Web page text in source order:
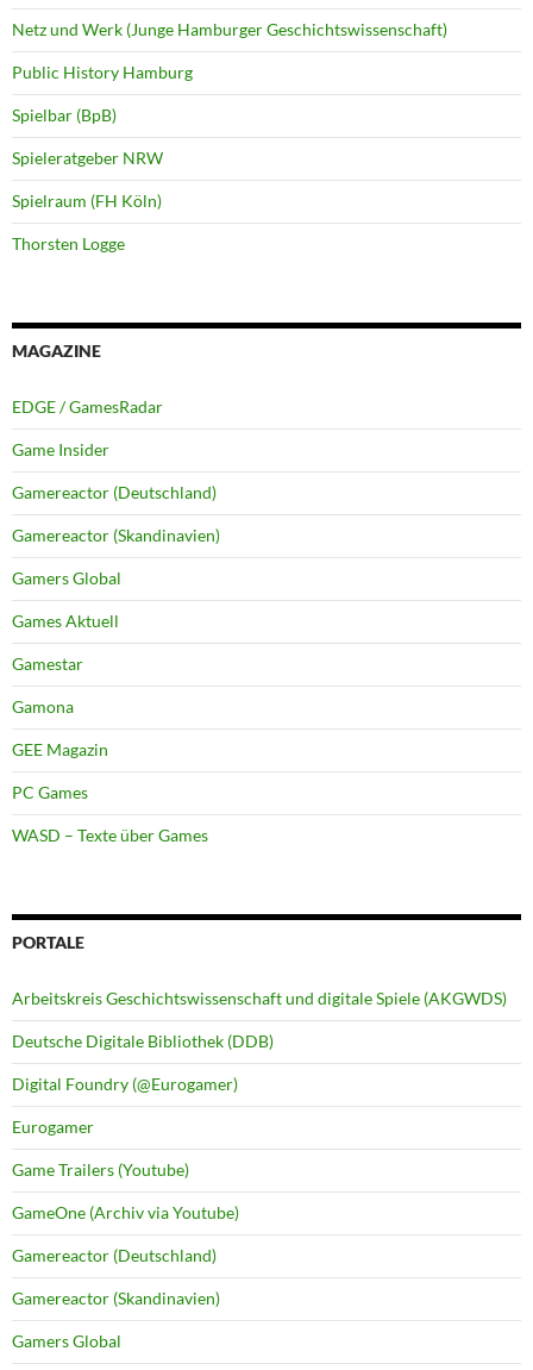
Netz und Werk (Junge Hamburger Geschichtswissenschaft)
Public History Hamburg
Spielbar (BpB)
Spieleratgeber NRW
Spielraum (FH Köln)
Thorsten Logge
MAGAZINE
EDGE / GamesRadar
Game Insider
Gamereactor (Deutschland)
Gamereactor (Skandinavien)
Gamers Global
Games Aktuell
Gamestar
Gamona
GEE Magazin
PC Games
WASD – Texte über Games
PORTALE
Arbeitskreis Geschichtswissenschaft und digitale Spiele (AKGWDS)
Deutsche Digitale Bibliothek (DDB)
Digital Foundry (@Eurogamer)
Eurogamer
Game Trailers (Youtube)
GameOne (Archiv via Youtube)
Gamereactor (Deutschland)
Gamereactor (Skandinavien)
Gamers Global